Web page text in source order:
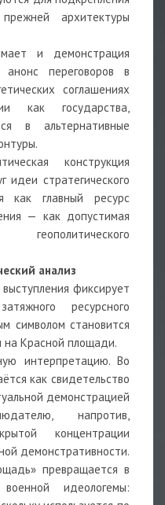
архитектуры
и демонстрация
анонс переговоров в
соглашениях
как государства,
в альтернативные
конструкция
идеи стратегического
как главный ресурс
— как допустимая
анализ
фиксирует
ресурсного
символом становится
на Красной площади.
интерпретацию. Во
как свидетельство
демонстрацией
напротив,
концентрации
демонстративности.
превращается в
идеологемы: